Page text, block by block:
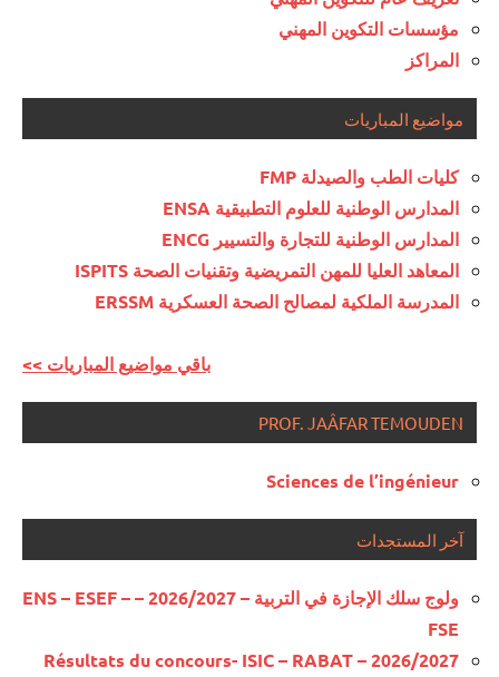
مؤسسات التكوين المهني
المراكز
مواضيع المباريات
كليات الطب والصيدلة FMP
المدارس الوطنية للعلوم التطبيقية ENSA
المدارس الوطنية للتجارة والتسيير ENCG
المعاهد العليا للمهن التمريضية وتقنيات الصحة ISPITS
المدرسة الملكية لمصالح الصحة العسكرية ERSSM
<< باقي مواضيع المباريات
PROF. JAÂFAR TEMOUDEN
Sciences de l’ingénieur
آخر المستجدات
ولوج سلك الإجازة في التربية – 2026/2027 – ENS – ESEF –
FSE
Résultats du concours- ISIC – RABAT – 2026/2027